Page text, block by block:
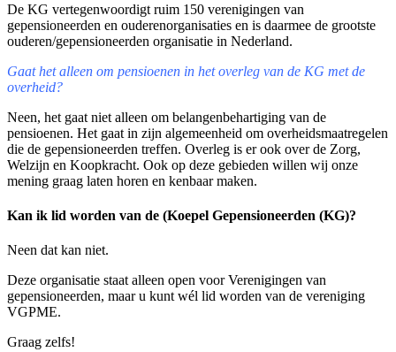
De KG vertegenwoordigt ruim 150 verenigingen van
gepensioneerden en ouderenorganisaties en is daarmee de grootste
ouderen/gepensioneerden organisatie in Nederland.
Gaat het alleen om pensioenen in het overleg van de KG met de
overheid?
Neen, het gaat niet alleen om belangenbehartiging van de
pensioenen. Het gaat in zijn algemeenheid om overheidsmaatregelen
die de gepensioneerden treffen. Overleg is er ook over de Zorg,
Welzijn en Koopkracht. Ook op deze gebieden willen wij onze
mening graag laten horen en kenbaar maken.
Kan ik lid worden van de (Koepel Gepensioneerden (KG)?
Neen dat kan niet.
Deze organisatie staat alleen open voor Verenigingen van
gepensioneerden, maar u kunt wél lid worden van de vereniging
VGPME.
Graag zelfs!